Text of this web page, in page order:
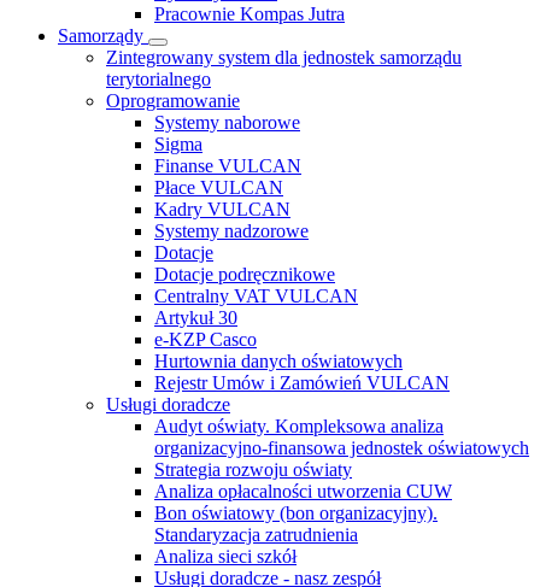
Pracownie Kompas Jutra
Samorządy
Zintegrowany system dla jednostek samorządu
terytorialnego
Oprogramowanie
Systemy naborowe
Sigma
Finanse VULCAN
Płace VULCAN
Kadry VULCAN
Systemy nadzorowe
Dotacje
Dotacje podręcznikowe
Centralny VAT VULCAN
Artykuł 30
e-KZP Casco
Hurtownia danych oświatowych
Rejestr Umów i Zamówień VULCAN
Usługi doradcze
Audyt oświaty. Kompleksowa analiza
organizacyjno-finansowa jednostek oświatowych
Strategia rozwoju oświaty
Analiza opłacalności utworzenia CUW
Bon oświatowy (bon organizacyjny).
Standaryzacja zatrudnienia
Analiza sieci szkół
Usługi doradcze - nasz zespół